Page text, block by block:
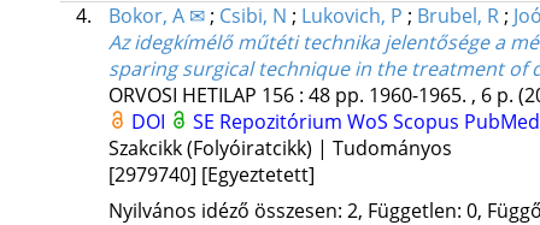
4.
Bokor, A ✉ ; Csibi, N ; Lukovich, P ; Brubel, R ;
Az idegkímélő műtéti technika jelentősége a
sparing surgical technique in the treatment of
ORVOSI HETILAP 156: 48 pp. 1960-1965. , 6 p.
DOI
SE Repozitórium WoS Scopus PubMed
Szakcikk (Folyóiratcikk) | Tudományos
[2979740] [Egyeztetett]
Nyilvános idéző összesen: 2, Független: 0,